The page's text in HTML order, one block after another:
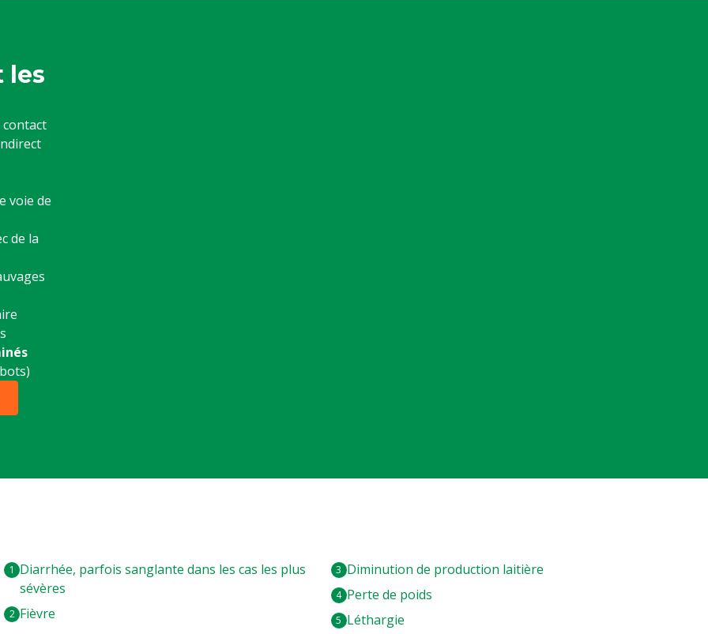
les
contact
voie de
de la
Diarrhée, parfois sanglante dans les cas les plus
sévères
Fièvre
Diminution de production laitière
Perte de poids
Léthargie